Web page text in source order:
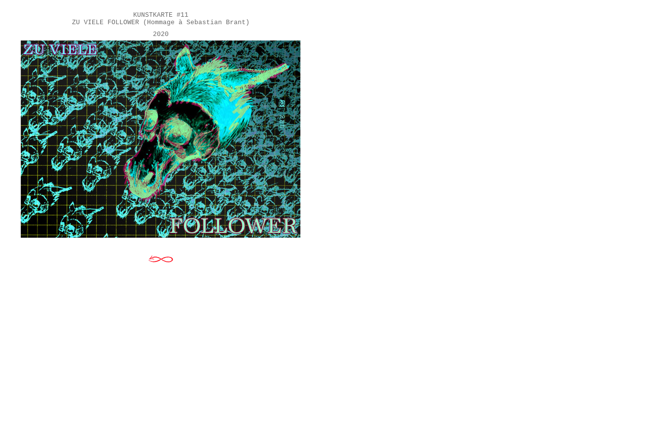
KUNSTKARTE #11
ZU VIELE FOLLOWER (Hommage à Sebastian Brant)
2020